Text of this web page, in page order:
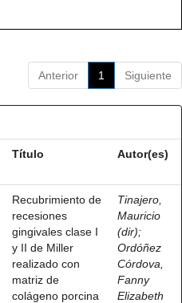
Anterior 1 Siguiente
Título Autor(es)
Recubrimiento de
recesiones
gingivales clase I
y II de Miller
realizado con
matriz de
colágeno porcina
Tinajero,
Mauricio
(dir);
Ordóñez
Córdova,
Fanny
Elizabeth